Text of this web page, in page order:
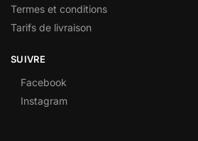
Termes et conditions
Tarifs de livraison
SUIVRE
Facebook
Instagram